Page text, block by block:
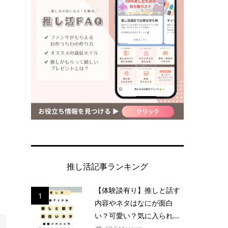
推し活記事ランキング
1
【体験談有り】推しと話す
内容やネタはなにが面白
い？可愛い？気に入られ...